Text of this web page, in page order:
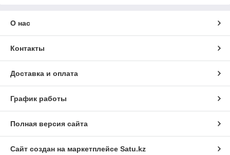
О нас
Контакты
Доставка и оплата
График работы
Полная версия сайта
Сайт создан на маркетплейсе Satu.kz